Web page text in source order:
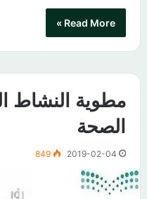
Read More »
مطوية النشاط
الصحة
2019-02-04
849